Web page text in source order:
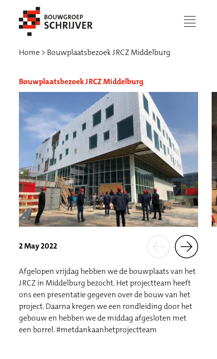
menu
Werken bij
Home Bouwplaatsbezoek JRCZ Middelburg
Bouwplaatsbezoek JRCZ Middelburg
2 May 2022
Afgelopen vrijdag hebben we de bouwplaats van het
JRCZ in Middelburg bezocht. Het projectteam heeft
ons een presentatie gegeven over de bouw van het
project. Daarna kregen we een rondleiding door het
gebouw en hebben we de middag afgesloten met
een borrel. #metdankaanhetprojectteam